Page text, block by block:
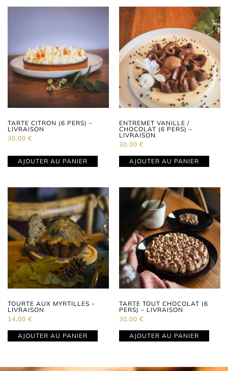
TARTE CITRON (6 PERS) –
LIVRAISON
30,00 €
AJOUTER AU PANIER
ENTREMET VANILLE /
CHOCOLAT (6 PERS) –
LIVRAISON
30,00 €
AJOUTER AU PANIER
TOURTE AUX MYRTILLES –
LIVRAISON
14,00 €
AJOUTER AU PANIER
TARTE TOUT CHOCOLAT (6
PERS) – LIVRAISON
30,00 €
AJOUTER AU PANIER